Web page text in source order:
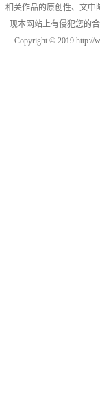
相关作品的原创性、文中
现本网站上有侵犯您的
Copyright © 2019 http://